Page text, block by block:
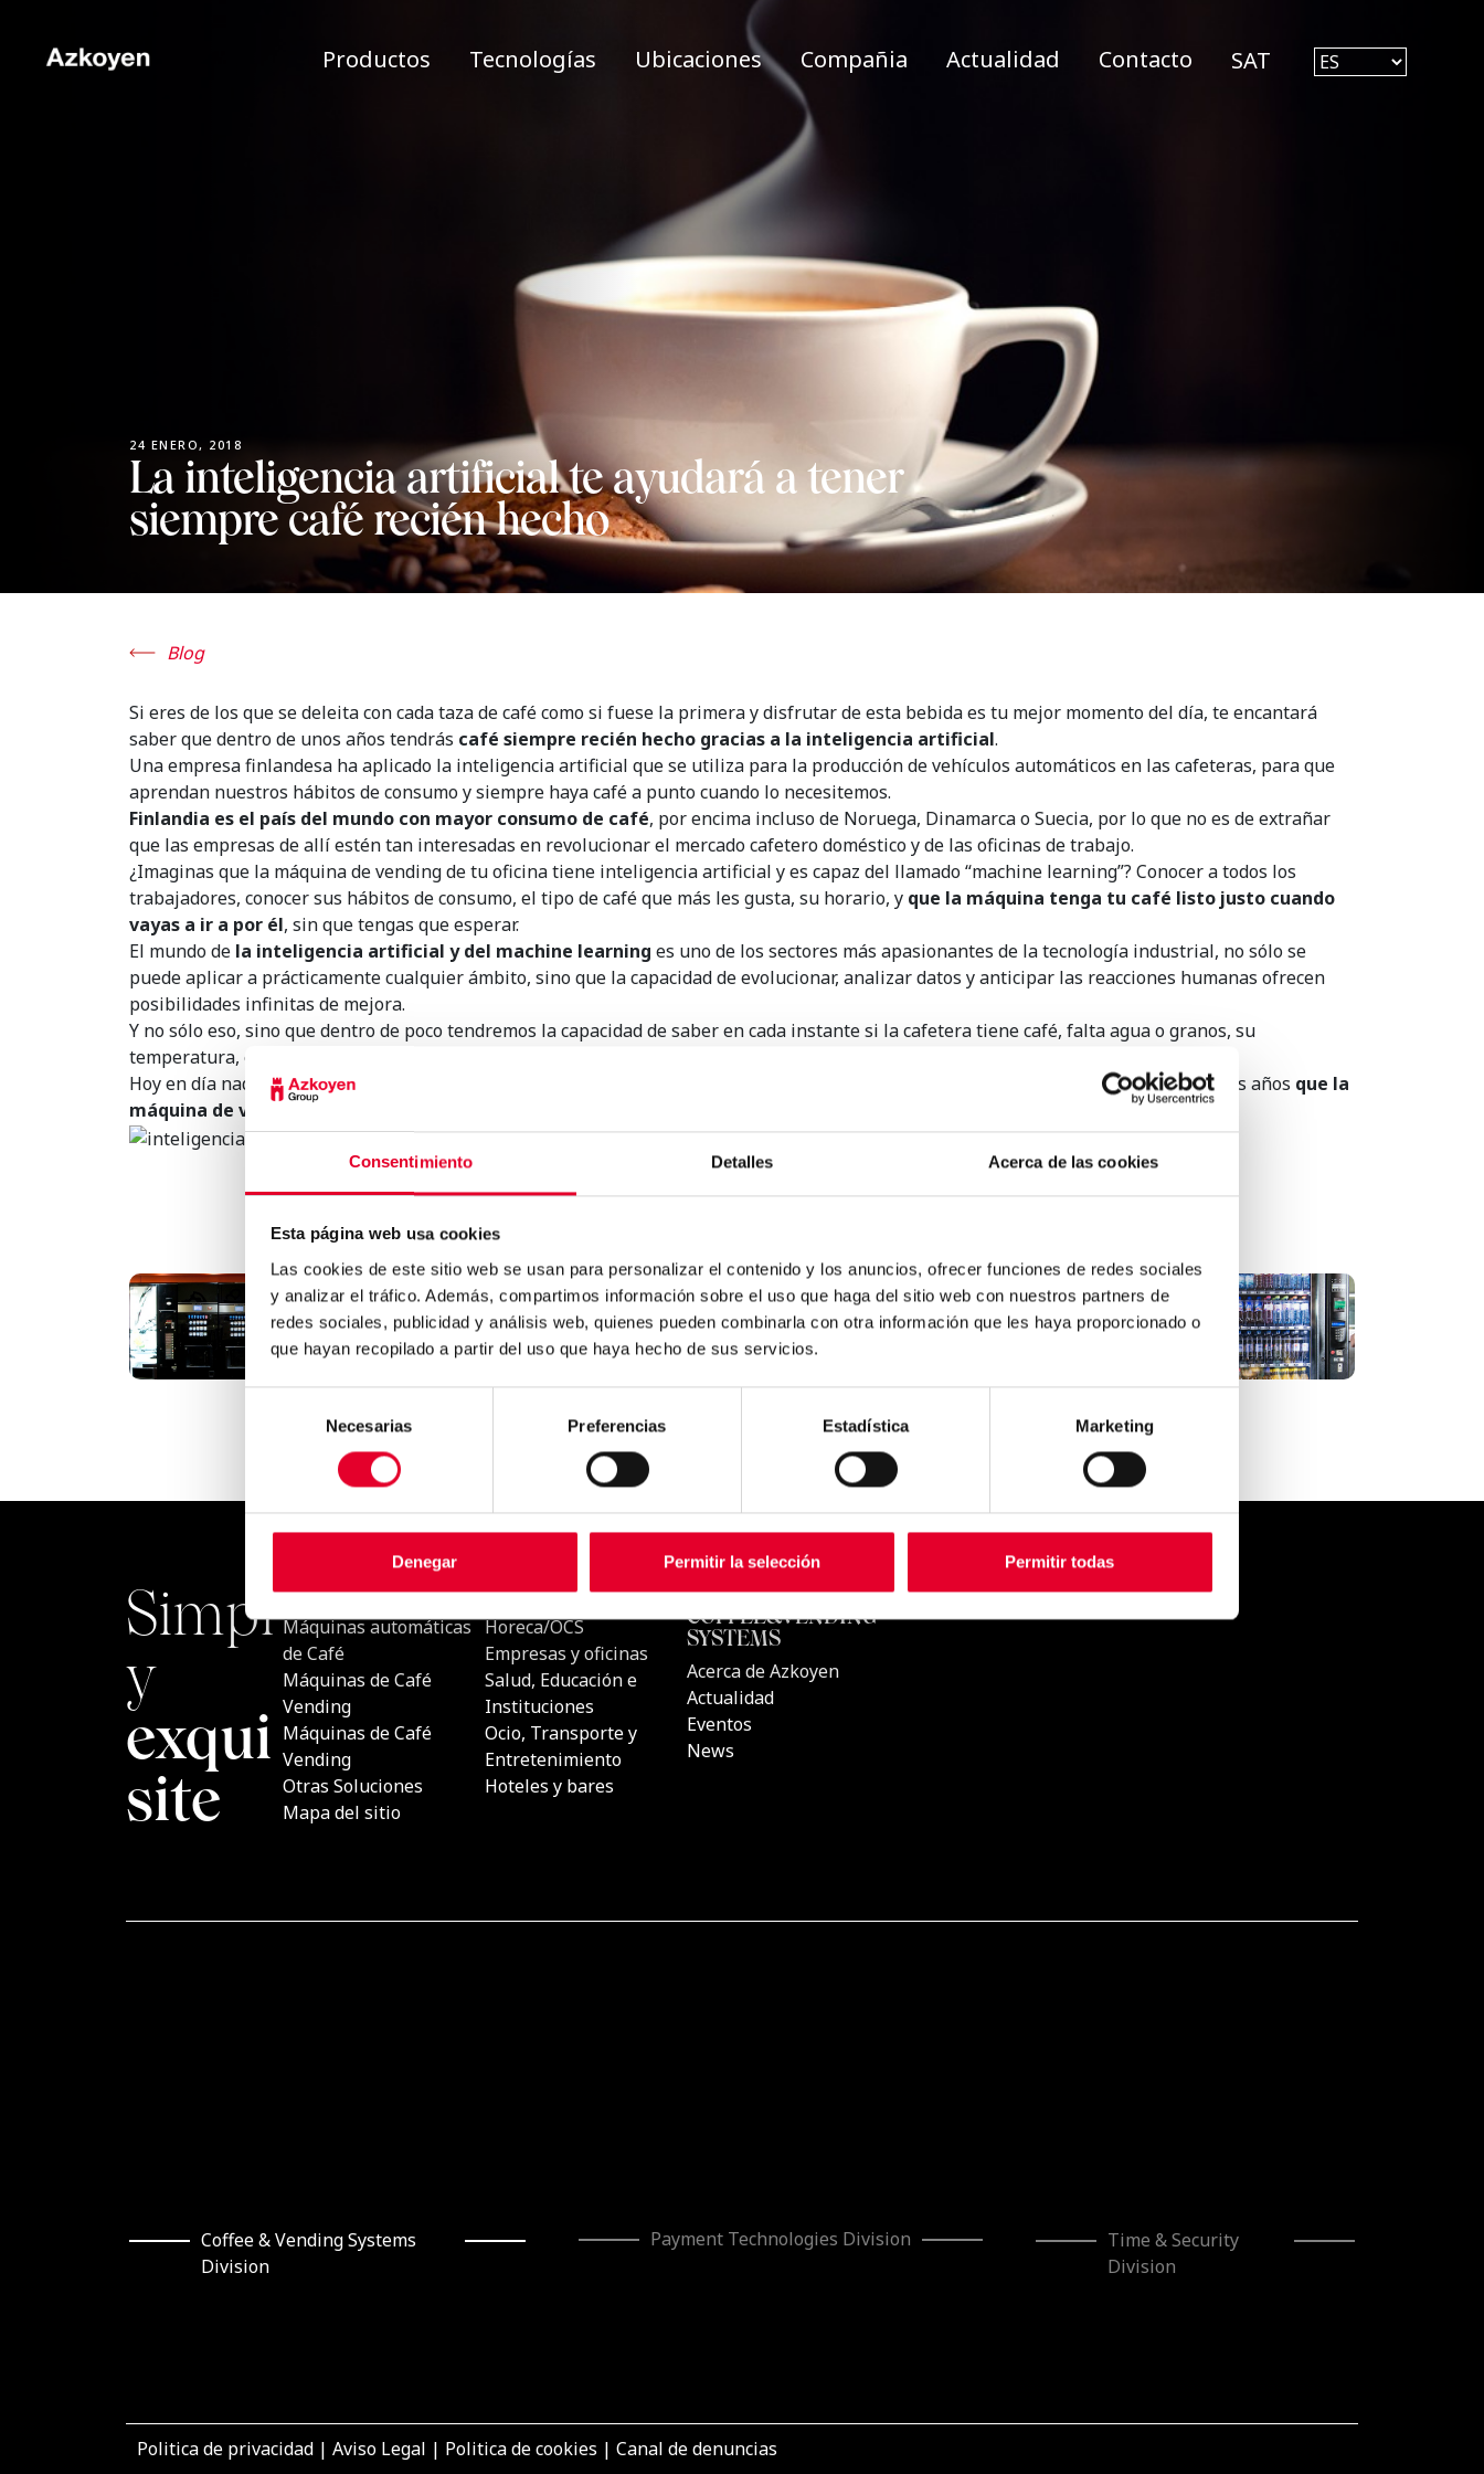
Consentimiento Detalles Acerca de las cookies
Esta página web usa cookies
Las cookies de este sitio web se usan para personalizar el contenido y los anuncios, ofrecer funciones de redes sociales
y analizar el tráfico. Además, compartimos información sobre el uso que haga del sitio web con nuestros partners de
redes sociales, publicidad y análisis web, quienes pueden combinarla con otra información que les haya proporcionado o
que hayan recopilado a partir del uso que haya hecho de sus servicios.
consentimiento
Necesarias Preferencias Estadística Marketing
Denegar Permitir la selección Permitir todas
Productos Tecnologías Ubicaciones Compañia Actualidad Contacto SAT
24 ENERO, 2018
La inteligencia artificial te ayudará a tener
siempre café recién hecho
Blog
Si eres de los que se deleita con cada taza de café como si fuese la primera y disfrutar de esta bebida es tu mejor momento del día, te encantará
saber que dentro de unos años tendrás café siempre recién hecho gracias a la inteligencia artificial.
Una empresa finlandesa ha aplicado la inteligencia artificial que se utiliza para la producción de vehículos automáticos en las cafeteras, para que
aprendan nuestros hábitos de consumo y siempre haya café a punto cuando lo necesitemos.
Finlandia es el país del mundo con mayor consumo de café, por encima incluso de Noruega, Dinamarca o Suecia, por lo que no es de extrañar
que las empresas de allí estén tan interesadas en revolucionar el mercado cafetero doméstico y de las oficinas de trabajo.
¿Imaginas que la máquina de vending de tu oficina tiene inteligencia artificial y es capaz del llamado “machine learning”? Conocer a todos los
trabajadores, conocer sus hábitos de consumo, el tipo de café que más les gusta, su horario, y que la máquina tenga tu café listo justo cuando
vayas a ir a por él, sin que tengas que esperar.
El mundo de la inteligencia artificial y del machine learning es uno de los sectores más apasionantes de la tecnología industrial, no sólo se
puede aplicar a prácticamente cualquier ámbito, sino que la capacidad de evolucionar, analizar datos y anticipar las reacciones humanas ofrecen
posibilidades infinitas de mejora.
Y no sólo eso, sino que dentro de poco tendremos la capacidad de saber en cada instante si la cafetera tiene café, falta agua o granos, su
temperatura, el tiempo desde la última preparación, y una cantidad de datos muy útil que se convertirán en una norma.
Hoy en día nadie se sorprende al usar un smartphone para pedir un taxi, comida a domicilio o pagar en un restaurante, dentro de unos años que la
máquina de vending de tu oficina sepa quién eres
y lo que te gusta tomar dejará de ser el futuro para ser la actualidad.
El sector del vending no se
libra de los pequeños...
Tendencias del vending para
2018...
Simply
exquisite
PRODUCTOS
Máquinas automáticas de
Máquinas de Café
Vending
Máquinas de Café
Vending
Otras Soluciones
UBICACIONES
Horeca/OCS
Empresas y oficinas
Salud, Educación e
Instituciones
Ocio, Transporte y
Entretenimiento
AZKOYEN
COFFEE&VENDING
CONTACTO
Politica de privacidad | Aviso Legal Canal de denuncias